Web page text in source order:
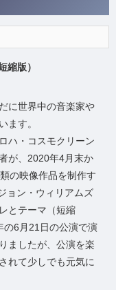
縮版）
に世界中の音楽家や
ます。
ハ・コスモクリーン
が、2020年4月末か
の映像作品を制作す
ョン・ウィリアムズ
とテーマ（短縮
の6月21日の公演で演
ましたが、公演を楽
れて少しでも元気に